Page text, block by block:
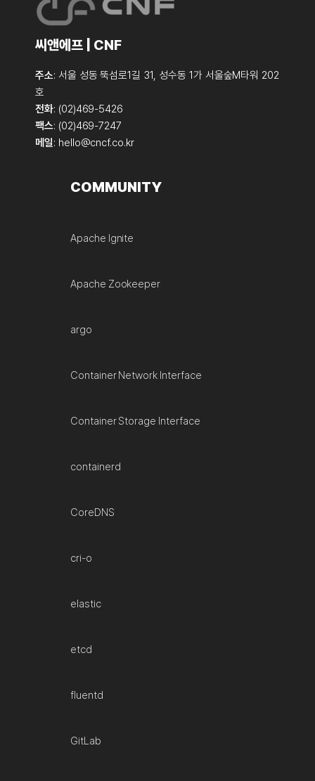
씨앤에프 | CNF
주소: 서울 성동 뚝섬로1길 31, 성수동 1가 서울숲M타워 202
호
전화: (02)469-5426
팩스: (02)469-7247
메일: hello@cncf.co.kr
COMMUNITY
Apache Ignite
Apache Zookeeper
argo
Container Network Interface
Container Storage Interface
containerd
CoreDNS
cri-o
elastic
etcd
fluentd
GitLab